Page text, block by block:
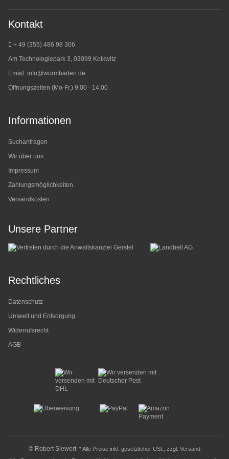
Kontakt
+ 49 (355) 486 98 306
Am Technologiepark 3, 03099 Kolkwitz
Email: info@wurmbaden.de
Öffnungszeiten (Mo-Fr.) 9:00 - 14:00
Informationen
Suchanfragen
Wir über uns
Impressum
Zahlungsmöglichkeiten
Versandkosten
Unsere Partner
Rechtliches
Datenschutz
Umwelt und Entsorgung
Widerrufsrecht
AGB
© Robert Siewert* Alle Preise inkl. gesetzlicher USt., zzgl. Versand